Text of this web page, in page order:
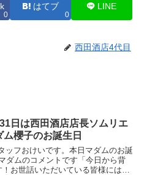
0
はてブ
0
LINE
西田酒店4代目
日は西田酒店店長ソムリエ
ム櫻子のお誕生日
ッフおけいです。本日マダムのお誕
ダムのコメントです「今日から背
お世話いただいている皆様には心